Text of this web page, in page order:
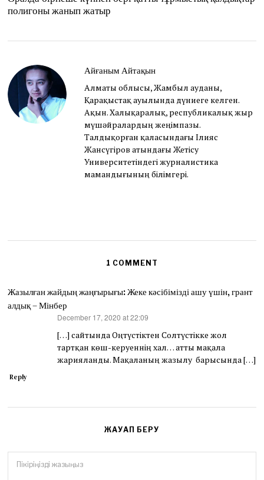
полигоны жанып жатыр
Айғаным Айтақын
Алматы облысы, Жамбыл ауданы,
Қарақыстақ ауылында дүниеге келген.
Ақын. Халықаралық, республикалық жыр
мүшәйралардың жеңімпазы.
Талдықорған қаласындағы Ілияс
Жансүгіров атындағы Жетісу
Университетіндегі журналистика
мамандығының білімгері.
1 COMMENT
Жазылған жайдың жаңғырығы: Жеке кәсібімізді ашу үшін, грант
алдық – Мінбер
December 17, 2020 at 22:09
[…] сайтында Оңтүстіктен Солтүстікке жол
тартқан көш-керуеннің хал… атты мақала
жарияланды. Мақаланың жазылу барысында […]
Reply
ЖАУАП БЕРУ